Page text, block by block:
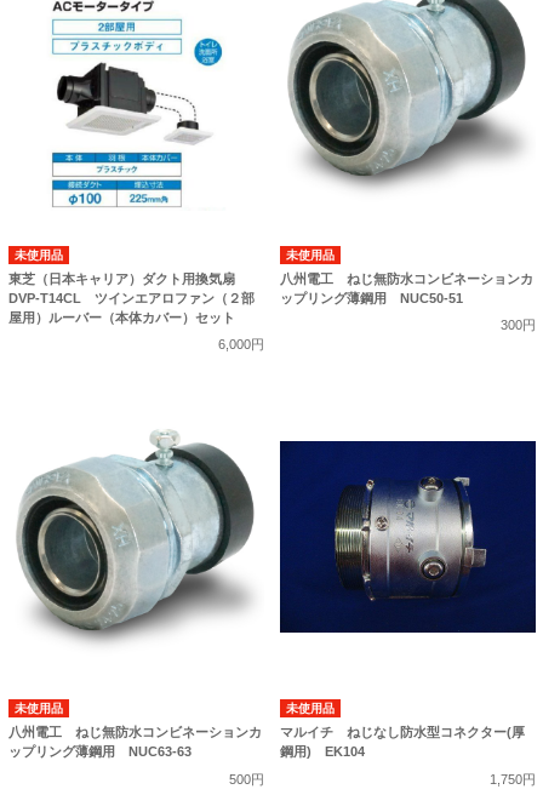
未使用品
東芝（日本キャリア）ダクト用換気扇
DVP-T14CL ツインエアロファン（２部
屋用）ルーバー（本体カバー）セット
6,000円
未使用品
八州電工 ねじ無防水コンビネーションカ
ップリング薄鋼用 NUC50-51
300円
未使用品
八州電工 ねじ無防水コンビネーションカ
ップリング薄鋼用 NUC63-63
500円
未使用品
マルイチ ねじなし防水型コネクター(厚
鋼用) EK104
1,750円